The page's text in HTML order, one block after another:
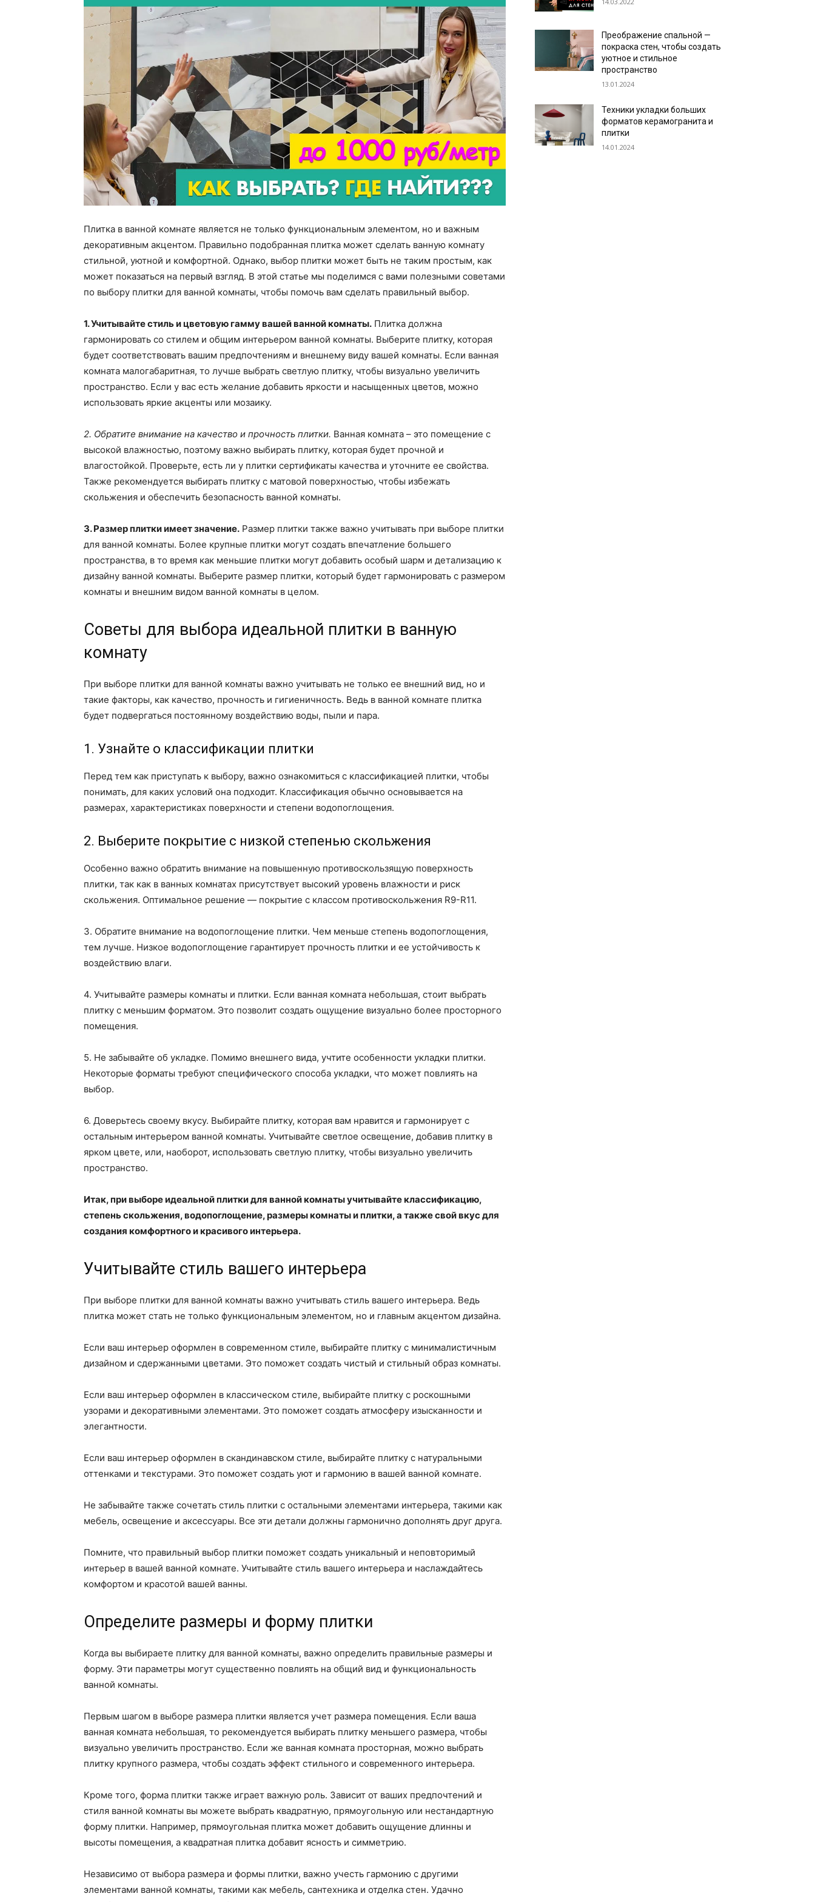
Плитка в ванной комнате является не только функциональным элементом, но и важным
декоративным акцентом. Правильно подобранная плитка может сделать ванную комнату
стильной, уютной и комфортной. Однако, выбор плитки может быть не таким простым, как
может показаться на первый взгляд. В этой статье мы поделимся с вами полезными советами
по выбору плитки для ванной комнаты, чтобы помочь вам сделать правильный выбор.
1. Учитывайте стиль и цветовую гамму вашей ванной комнаты. Плитка должна
гармонировать со стилем и общим интерьером ванной комнаты. Выберите плитку, которая
будет соответствовать вашим предпочтениям и внешнему виду вашей комнаты. Если ванная
комната малогабаритная, то лучше выбрать светлую плитку, чтобы визуально увеличить
пространство. Если у вас есть желание добавить яркости и насыщенных цветов, можно
использовать яркие акценты или мозаику.
2. Обратите внимание на качество и прочность плитки. Ванная комната – это помещение с
высокой влажностью, поэтому важно выбирать плитку, которая будет прочной и
влагостойкой. Проверьте, есть ли у плитки сертификаты качества и уточните ее свойства.
Также рекомендуется выбирать плитку с матовой поверхностью, чтобы избежать
скольжения и обеспечить безопасность ванной комнаты.
3. Размер плитки имеет значение. Размер плитки также важно учитывать при выборе плитки
для ванной комнаты. Более крупные плитки могут создать впечатление большего
пространства, в то время как меньшие плитки могут добавить особый шарм и детализацию к
дизайну ванной комнаты. Выберите размер плитки, который будет гармонировать с размером
комнаты и внешним видом ванной комнаты в целом.
Советы для выбора идеальной плитки в ванную
комнату
При выборе плитки для ванной комнаты важно учитывать не только ее внешний вид, но и
такие факторы, как качество, прочность и гигиеничность. Ведь в ванной комнате плитка
будет подвергаться постоянному воздействию воды, пыли и пара.
1. Узнайте о классификации плитки
Перед тем как приступать к выбору, важно ознакомиться с классификацией плитки, чтобы
понимать, для каких условий она подходит. Классификация обычно основывается на
размерах, характеристиках поверхности и степени водопоглощения.
2. Выберите покрытие с низкой степенью скольжения
Особенно важно обратить внимание на повышенную противоскользящую поверхность
плитки, так как в ванных комнатах присутствует высокий уровень влажности и риск
скольжения. Оптимальное решение — покрытие с классом противоскольжения R9-R11.
3. Обратите внимание на водопоглощение плитки. Чем меньше степень водопоглощения,
тем лучше. Низкое водопоглощение гарантирует прочность плитки и ее устойчивость к
воздействию влаги.
4. Учитывайте размеры комнаты и плитки. Если ванная комната небольшая, стоит выбрать
плитку с меньшим форматом. Это позволит создать ощущение визуально более просторного
помещения.
5. Не забывайте об укладке. Помимо внешнего вида, учтите особенности укладки плитки.
Некоторые форматы требуют специфического способа укладки, что может повлиять на
выбор.
6. Доверьтесь своему вкусу. Выбирайте плитку, которая вам нравится и гармонирует с
остальным интерьером ванной комнаты. Учитывайте светлое освещение, добавив плитку в
ярком цвете, или, наоборот, использовать светлую плитку, чтобы визуально увеличить
пространство.
Итак, при выборе идеальной плитки для ванной комнаты учитывайте классификацию,
степень скольжения, водопоглощение, размеры комнаты и плитки, а также свой вкус для
создания комфортного и красивого интерьера.
Учитывайте стиль вашего интерьера
При выборе плитки для ванной комнаты важно учитывать стиль вашего интерьера. Ведь
плитка может стать не только функциональным элементом, но и главным акцентом дизайна.
Если ваш интерьер оформлен в современном стиле, выбирайте плитку с минималистичным
дизайном и сдержанными цветами. Это поможет создать чистый и стильный образ комнаты.
Если ваш интерьер оформлен в классическом стиле, выбирайте плитку с роскошными
узорами и декоративными элементами. Это поможет создать атмосферу изысканности и
элегантности.
Если ваш интерьер оформлен в скандинавском стиле, выбирайте плитку с натуральными
оттенками и текстурами. Это поможет создать уют и гармонию в вашей ванной комнате.
Не забывайте также сочетать стиль плитки с остальными элементами интерьера, такими как
мебель, освещение и аксессуары. Все эти детали должны гармонично дополнять друг друга.
Помните, что правильный выбор плитки поможет создать уникальный и неповторимый
интерьер в вашей ванной комнате. Учитывайте стиль вашего интерьера и наслаждайтесь
комфортом и красотой вашей ванны.
Определите размеры и форму плитки
Когда вы выбираете плитку для ванной комнаты, важно определить правильные размеры и
форму. Эти параметры могут существенно повлиять на общий вид и функциональность
ванной комнаты.
Первым шагом в выборе размера плитки является учет размера помещения. Если ваша
ванная комната небольшая, то рекомендуется выбирать плитку меньшего размера, чтобы
визуально увеличить пространство. Если же ванная комната просторная, можно выбрать
плитку крупного размера, чтобы создать эффект стильного и современного интерьера.
Кроме того, форма плитки также играет важную роль. Зависит от ваших предпочтений и
стиля ванной комнаты вы можете выбрать квадратную, прямоугольную или нестандартную
форму плитки. Например, прямоугольная плитка может добавить ощущение длинны и
высоты помещения, а квадратная плитка добавит ясность и симметрию.
Независимо от выбора размера и формы плитки, важно учесть гармонию с другими
элементами ванной комнаты, такими как мебель, сантехника и отделка стен. Удачно
Преображение спальной —
покраска стен, чтобы создать
уютное и стильное
пространство
13.01.2024
Техники укладки больших
форматов керамогранита и
плитки
14.01.2024